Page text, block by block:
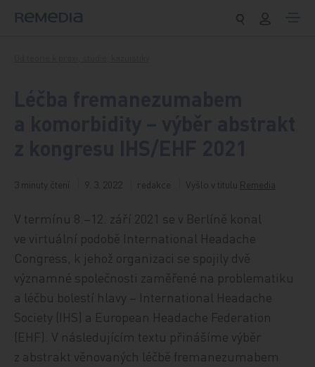
3 minuty čtení 9. 3. 2022 redakce Vyšlo v titulu Remedia
V termínu 8.–12. září 2021 se v Berlíně konal
ve virtuální podobě International Headache
Congress, k jehož organizaci se spojily dvě
významné společnosti zaměřené na problematiku
a léčbu bolestí hlavy – International Headache
Society (IHS) a European Headache Federation
(EHF). V následujícím textu přinášíme výběr
z abstrakt věnovaných léčbě fremanezumabem